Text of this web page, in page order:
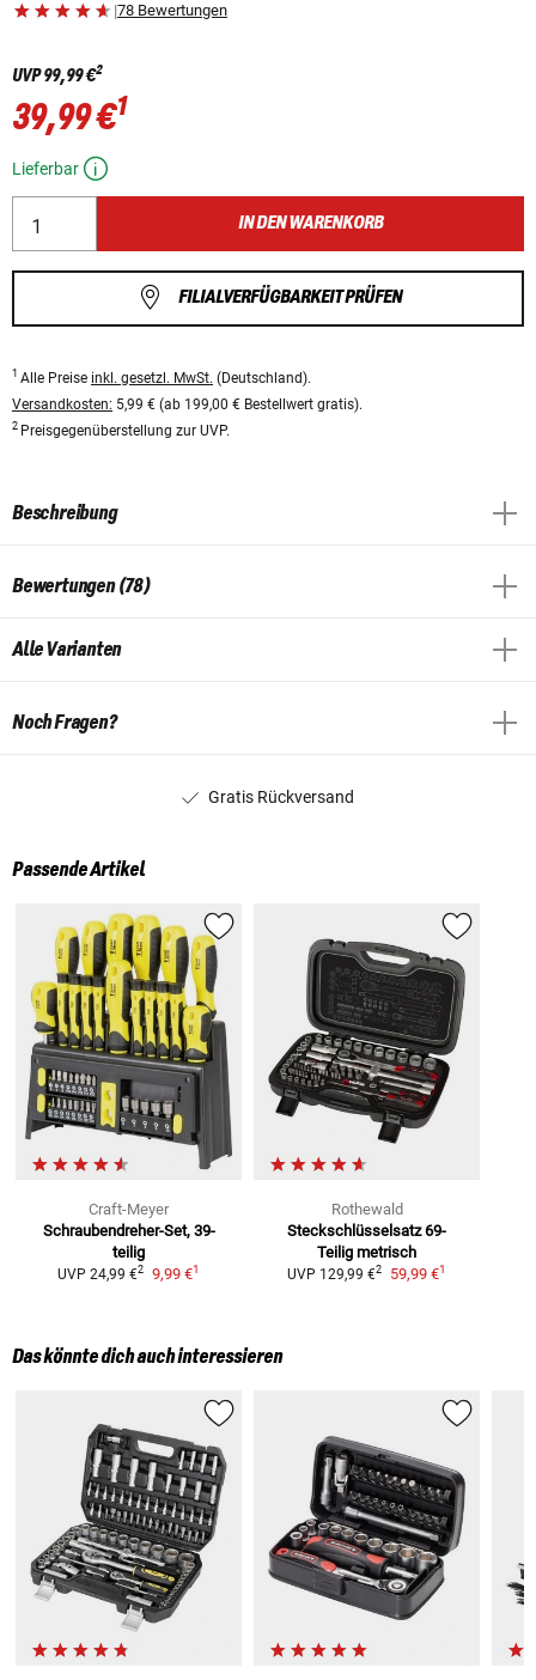
|78 Bewertungen
UVP99,99 €2
39,99 €1
Lieferbar
IN DEN WARENKORB
FILIALVERFÜGBARKEIT PRÜFEN
1 Alle Preise inkl. gesetzl. MwSt. (Deutschland).
Versandkosten: 5,99 € (ab 199,00 € Bestellwert gratis).
2 Preisgegenüberstellung zur UVP.
Beschreibung
Bewertungen (78)
Alle Varianten
Noch Fragen?
Gratis Rückversand
Passende Artikel
Craft-Meyer
Schraubendreher-Set, 39-
teilig
UVP 24,99 €2 9,99 €1
Rothewald
Steckschlüsselsatz 69-
Teilig metrisch
UVP 129,99 €2 59,99 €1
Das könnte dich auch interessieren